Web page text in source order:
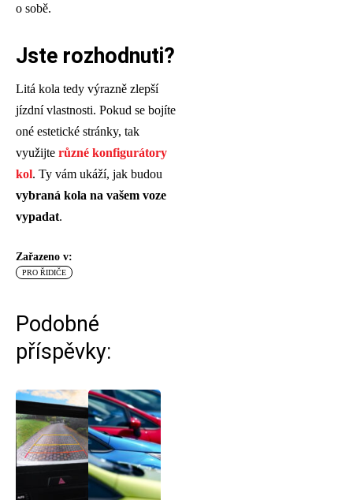
o sobě.
Jste rozhodnuti?
Litá kola tedy výrazně zlepší
jízdní vlastnosti. Pokud se bojíte
oné estetické stránky, tak
využijte různé konfigurátory
kol. Ty vám ukáží, jak budou
vybraná kola na vašem voze
vypadat.
Zařazeno v:
PRO ŘIDIČE
Podobné
příspěvky: